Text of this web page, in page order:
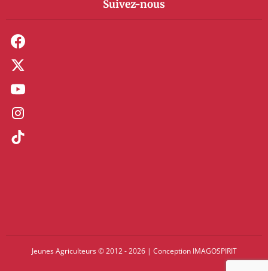
Suivez-nous
Jeunes Agriculteurs © 2012 - 2026 | Conception IMAGOSPIRIT